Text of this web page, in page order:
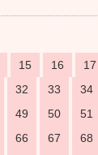
15 16 17
32 33 34
49 50 51
66 67 68